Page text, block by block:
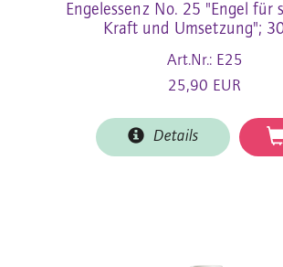
Engelessenz No. 25 "Engel für
Kraft und Umsetzung";
Art.Nr.: E25
25,90 EUR
Details